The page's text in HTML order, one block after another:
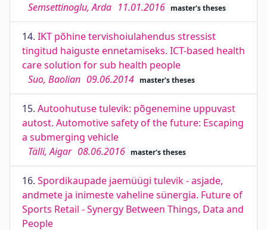
Semsettinoglu, Arda 11.01.2016 master's theses
14. IKT põhine tervishoiulahendus stressist
tingitud haiguste ennetamiseks. ICT-based health
care solution for sub health people
Suo, Baolian 09.06.2014 master's theses
15. Autoohutuse tulevik: põgenemine uppuvast
autost. Automotive safety of the future: Escaping
a submerging vehicle
Tälli, Aigar 08.06.2016 master's theses
16. Spordikaupade jaemüügi tulevik - asjade,
andmete ja inimeste vaheline sünergia. Future of
Sports Retail - Synergy Between Things, Data and
People